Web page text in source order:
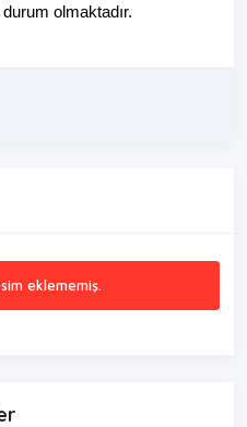
olmaktadır.
eklememiş.